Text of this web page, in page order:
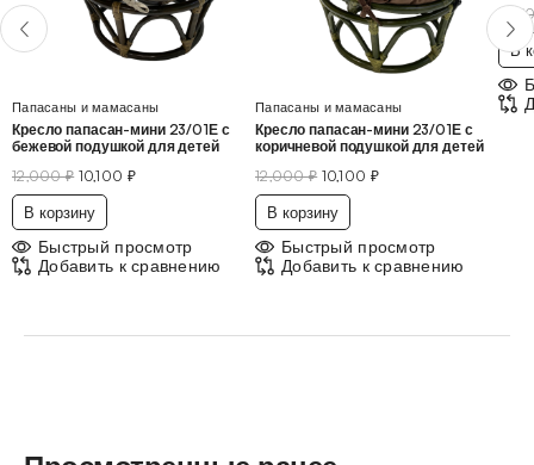
Папасаны и мамасаны
Кресло папасан-мини 23/01Е с
бежевой подушкой для детей
12,000₽ 10,100 ₽
В корзину
Быстрый просмотр
Добавить к сравнению
Папасаны и мамасаны
Кресло папасан-мини 23/01Е с
коричневой подушкой для детей
12,000₽ 10,100 ₽
В корзину
Быстрый просмотр
Добавить к сравнению
В